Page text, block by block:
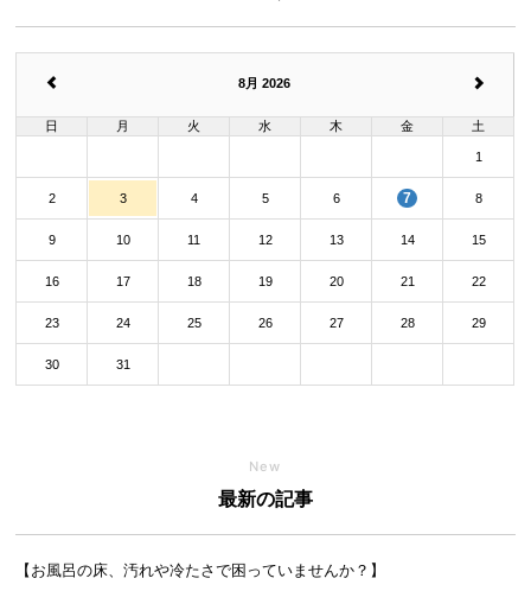
8月 2026
日 月 火 水 木 金 土
1
2 3 4 5 6 7 8
9 10 11 12 13 14 15
16 17 18 19 20 21 22
23 24 25 26 27 28 29
30 31
New
最新の記事
【お風呂の床、汚れや冷たさで困っていませんか？】